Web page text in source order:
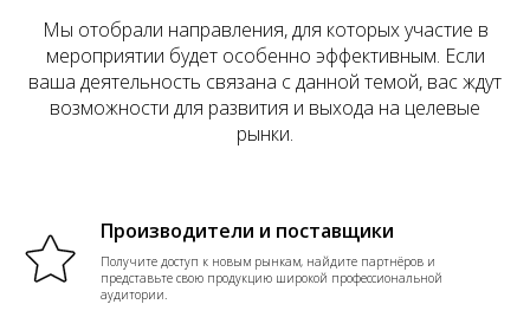
Мы отобрали направления, для которых участие в
мероприятии будет особенно эффективным. Если
ваша деятельность связана с данной темой, вас ждут
возможности для развития и выхода на целевые
рынки.
Производители и поставщики
Получите доступ к новым рынкам, найдите партнёров и
представьте свою продукцию широкой профессиональной
аудитории.